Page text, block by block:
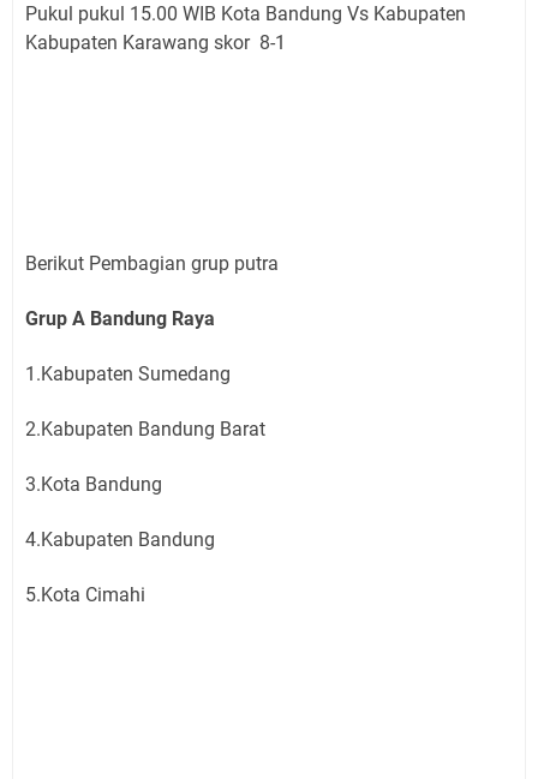
Pukul pukul 15.00 WIB Kota Bandung Vs Kabupaten
Kabupaten Karawang skor 8-1
Berikut Pembagian grup putra
Grup A Bandung Raya
1.Kabupaten Sumedang
2.Kabupaten Bandung Barat
3.Kota Bandung
4.Kabupaten Bandung
5.Kota Cimahi